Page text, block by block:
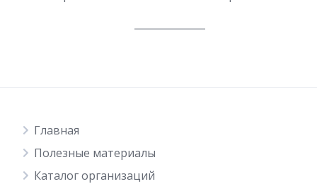
Главная
Полезные материалы
Каталог организаций